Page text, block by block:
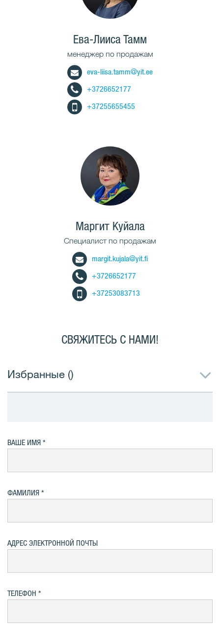
Ева-Лииса Тамм
менеджер по продажам
eva-liisa.tamm@yit.ee
+3726652177
+37255655455
Маргит Куйала
Cпециалист по продажам
margit.kujala@yit.fi
+3726652177
+37253083713
СВЯЖИТЕСЬ С НАМИ!
Избранные ()
ВАШЕ ИМЯ
ФАМИЛИЯ
АДРЕС ЭЛЕКТРОННОЙ ПОЧТЫ
ТЕЛЕФОН